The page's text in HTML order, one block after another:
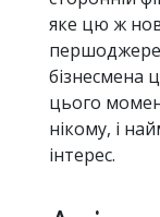
яке цю ж
бізнесмена
цього
нікому, і
інтерес.